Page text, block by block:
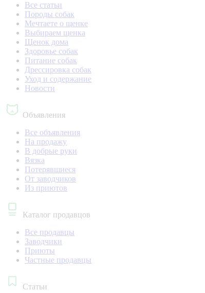
Все статьи
Породы собак
Мечтаете о щенке
Выбираем щенка
Щенок дома
Здоровье собак
Питание собак
Дрессировка собак
Уход и содержание
Новости
Объявления
Все объявления
На продажу
В добрые руки
Вязка
Потерявшиеся
От заводчиков
Из приютов
Каталог продавцов
Все продавцы
Заводчики
Приюты
Частные продавцы
Статьи